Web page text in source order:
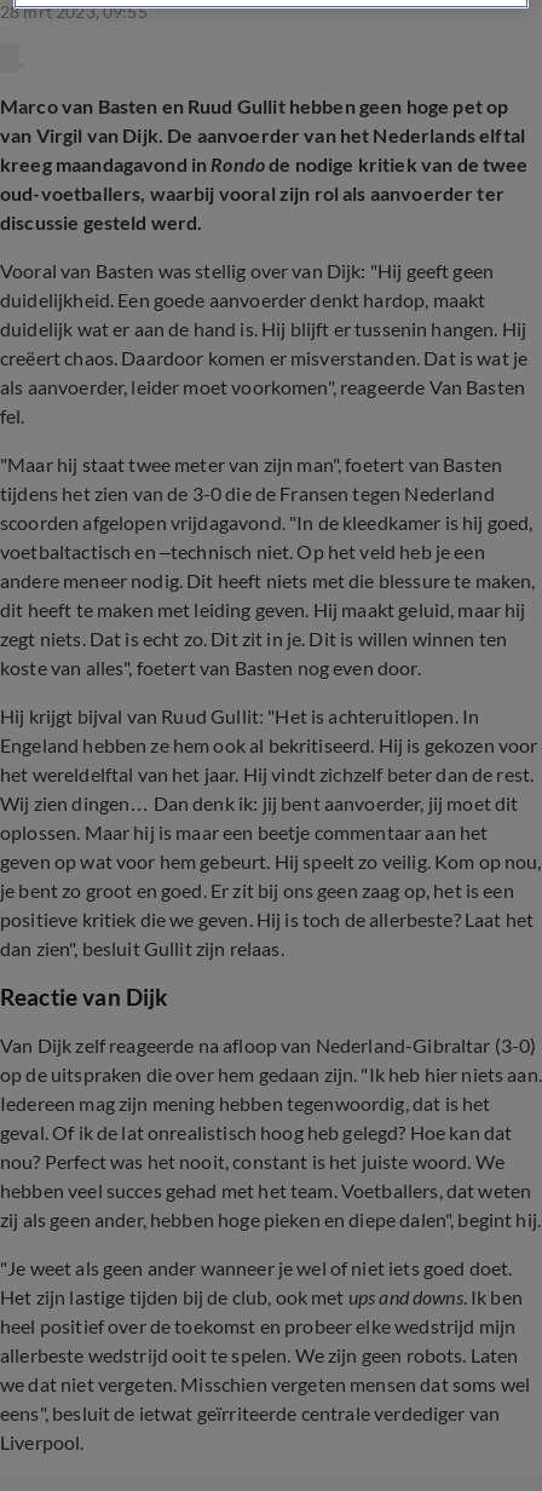
28 mrt 2023, 09:55
Marco van Basten en Ruud Gullit hebben geen hoge pet op
van Virgil van Dijk. De aanvoerder van het Nederlands elftal
kreeg maandagavond in Rondode nodige kritiek van de twee
oud-voetballers, waarbij vooral zijn rol als aanvoerder ter
discussie gesteld werd.
Vooral van Basten was stellig over van Dijk: "Hij geeft geen
duidelijkheid. Een goede aanvoerder denkt hardop, maakt
duidelijk wat er aan de hand is. Hij blijft er tussenin hangen. Hij
creëert chaos. Daardoor komen er misverstanden. Dat is wat je
als aanvoerder, leider moet voorkomen", reageerde Van Basten
fel.
"Maar hij staat twee meter van zijn man", foetert van Basten
tijdens het zien van de 3-0 die de Fransen tegen Nederland
scoorden afgelopen vrijdagavond. "In de kleedkamer is hij goed,
voetbaltactisch en –technisch niet. Op het veld heb je een
andere meneer nodig. Dit heeft niets met die blessure te maken,
dit heeft te maken met leiding geven. Hij maakt geluid, maar hij
zegt niets. Dat is echt zo. Dit zit in je. Dit is willen winnen ten
koste van alles", foetert van Basten nog even door.
Hij krijgt bijval van Ruud Gullit: "Het is achteruitlopen. In
Engeland hebben ze hem ook al bekritiseerd. Hij is gekozen voor
het wereldelftal van het jaar. Hij vindt zichzelf beter dan de rest.
Wij zien dingen… Dan denk ik: jij bent aanvoerder, jij moet dit
oplossen. Maar hij is maar een beetje commentaar aan het
geven op wat voor hem gebeurt. Hij speelt zo veilig. Kom op nou,
je bent zo groot en goed. Er zit bij ons geen zaag op, het is een
positieve kritiek die we geven. Hij is toch de allerbeste? Laat het
dan zien", besluit Gullit zijn relaas.
Reactie van Dijk
Van Dijk zelf reageerde na afloop van Nederland-Gibraltar (3-0)
op de uitspraken die over hem gedaan zijn. "Ik heb hier niets aan.
Iedereen mag zijn mening hebben tegenwoordig, dat is het
geval. Of ik de lat onrealistisch hoog heb gelegd? Hoe kan dat
nou? Perfect was het nooit, constant is het juiste woord. We
hebben veel succes gehad met het team. Voetballers, dat weten
zij als geen ander, hebben hoge pieken en diepe dalen", begint hij.
"Je weet als geen ander wanneer je wel of niet iets goed doet.
Het zijn lastige tijden bij de club, ook met ups and downs. Ik ben
heel positief over de toekomst en probeer elke wedstrijd mijn
allerbeste wedstrijd ooit te spelen. We zijn geen robots. Laten
we dat niet vergeten. Misschien vergeten mensen dat soms wel
eens", besluit de ietwat geïrriteerde centrale verdediger van
Liverpool.